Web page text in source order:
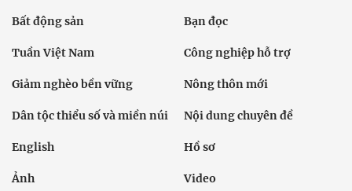
Bất động sản Bạn đọc
Tuần Việt Nam Công nghiệp hỗ trợ
Giảm nghèo bền vững Nông thôn mới
Dân tộc thiểu số và miền núi Nội dung chuyên đề
English Hồ sơ
Ảnh Video